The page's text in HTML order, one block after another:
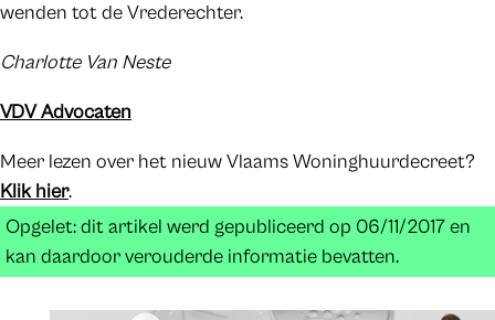
wenden tot de Vrederechter.
Charlotte Van Neste
VDV Advocaten
Meer lezen over het nieuw Vlaams Woninghuurdecreet?
Klik hier.
Opgelet: dit artikel werd gepubliceerd op 06/11/2017 en
kan daardoor verouderde informatie bevatten.